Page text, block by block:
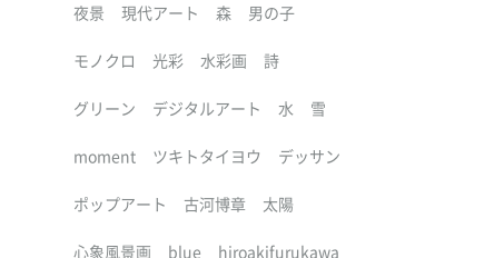
夜景 現代アート 森 男の子
モノクロ 光彩 水彩画 詩
グリーン デジタルアート 水 雪
moment ツキトタイヨウ デッサン
ポップアート 古河博章 太陽
心象風景画 blue hiroakifurukawa